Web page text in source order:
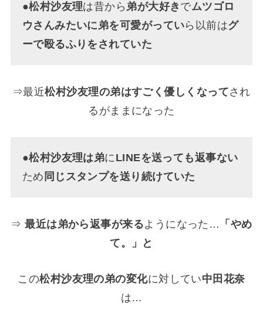
●松村沙友理は昔から弟が大好き でムツゴロ
ウさんみたいに弟を可愛がっていら以前はグ
ーで殴るふりをされていた
⇒最近松村沙友理の弟はすごく優しくなってされ
るがままになった
●松村沙友理は弟にLINEを送っても返事ない
ため 同じスタンプを送り続けていた
⇒最近は弟から返事が来るようになった… 「やめ
て。」と
この松村沙友理の弟の変化に対してい中田花奈
は…